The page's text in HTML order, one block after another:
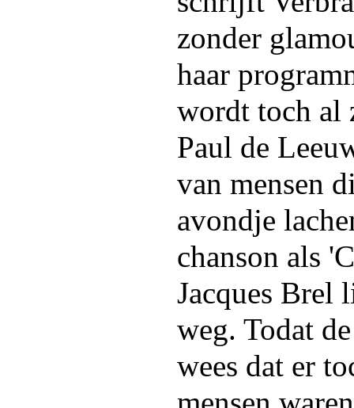
zonder
haar
wordt toch al
Paul de
van mensen
avondje
chanson als
Jacques Brel
weg. Todat
wees dat er